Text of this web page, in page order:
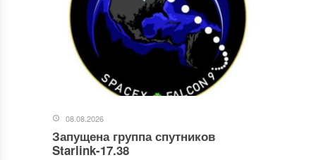
08.08.2026
Запущена группа спутников
Starlink-17.38